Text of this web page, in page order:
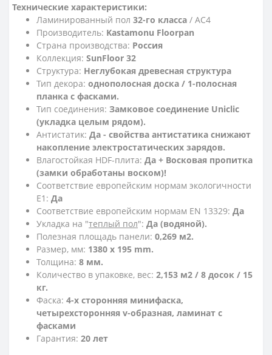
Технические характеристики:
Ламинированный пол 32-го класса / AC4
Производитель: Kastamonu Floorpan
Страна производства: Россия
Коллекция: SunFloor 32
Структура: Неглубокая древесная структура
Тип декора: однополосная доска / 1-полосная
планка с фасками.
Тип соединения: Замковое соединение Uniclic
(укладка целым рядом).
Антистатик: Да - свойства антистатика снижают
накопление электростатических зарядов.
Влагостойкая HDF-плита: Да + Восковая пропитка
(замки обработаны воском)!
Соответствие европейским нормам экологичности
E1: Да
Соответствие европейским нормам EN 13329: Да
Укладка на "теплый пол": Да (водяной).
Полезная площадь панели: 0,269 м2.
Размер, мм: 1380 х 195 mm.
Толщина: 8 мм.
Количество в упаковке, вес: 2,153 м2 / 8 досок / 15
кг.
Фаска: 4-х сторонняя минифаска,
четырехсторонняя v-образная, ламинат с
фасками
Гарантия: 20 лет